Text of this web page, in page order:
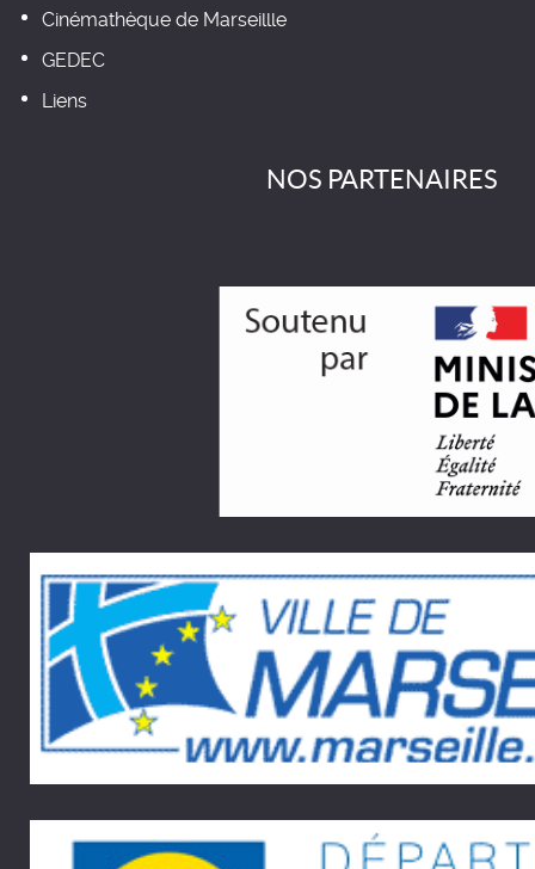
Cinémathèque de Marseillle
GEDEC
Liens
NOS PARTENAIRES